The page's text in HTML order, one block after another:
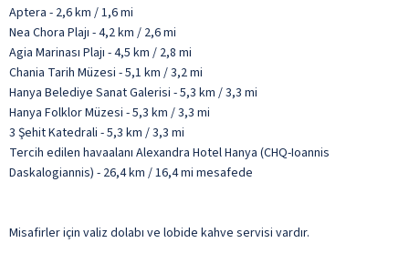
Aptera - 2,6 km / 1,6 mi
Nea Chora Plajı - 4,2 km / 2,6 mi
Agia Marinası Plajı - 4,5 km / 2,8 mi
Chania Tarih Müzesi - 5,1 km / 3,2 mi
Hanya Belediye Sanat Galerisi - 5,3 km / 3,3 mi
Hanya Folklor Müzesi - 5,3 km / 3,3 mi
3 Şehit Katedrali - 5,3 km / 3,3 mi
Tercih edilen havaalanı Alexandra Hotel Hanya (CHQ-Ioannis
Daskalogiannis) - 26,4 km / 16,4 mi mesafede
Misafirler için valiz dolabı ve lobide kahve servisi vardır.